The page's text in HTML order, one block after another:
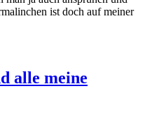
ist doch auf meiner
alle meine